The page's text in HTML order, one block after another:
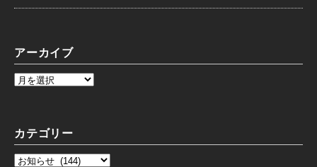
アーカイブ
カテゴリー